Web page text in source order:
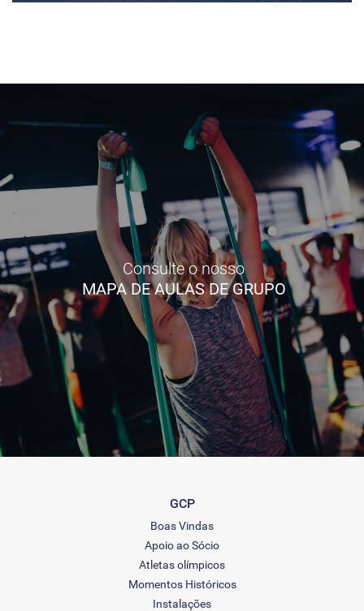
Consulte o nosso
MAPA DE AULAS DE GRUPO
GCP
Boas Vindas
Apoio ao Sócio
Atletas olímpicos
Momentos Históricos
Instalações